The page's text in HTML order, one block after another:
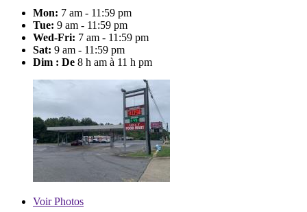
Mon: 7 am - 11:59 pm
Tue: 9 am - 11:59 pm
Wed-Fri: 7 am - 11:59 pm
Sat: 9 am - 11:59 pm
Dim : De 8 h am à 11 h pm
VoirPhotos